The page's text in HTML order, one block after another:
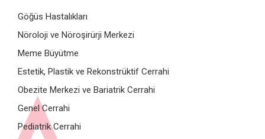
Göğüs Hastalıkları
Nöroloji ve Nöroşirürji Merkezi
Meme Büyütme
Estetik, Plastik ve Rekonstrüktif Cerrahi
Obezite Merkezi ve Bariatrik Cerrahi
Genel Cerrahi
Pediatrik Cerrahi